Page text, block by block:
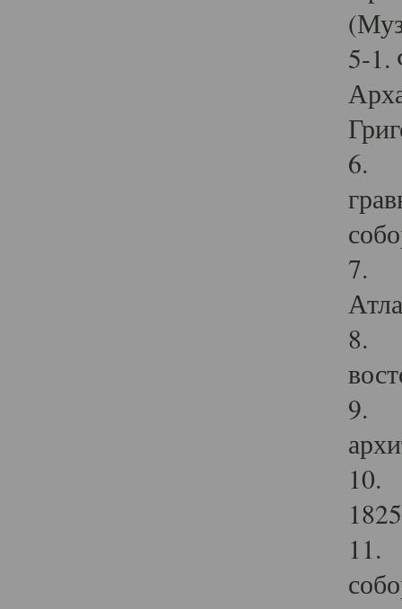
5-1.
6.
7.
8.
9.
10.
11.